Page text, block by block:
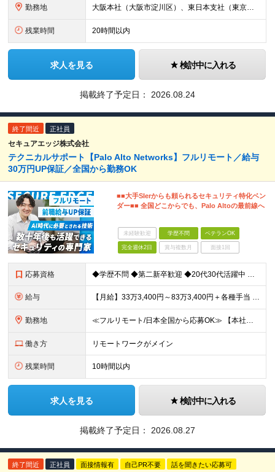
勤務地 大阪本社（大阪市淀川区）、東日本支社（東京都港区）、中部支社（名古屋市中村区）または当社プロジェクト先 ※UIターン歓迎 ※希望勤務地考慮 (変更の範囲)当社関連勤務地
残業時間 20時間以内
求人を見る 検討中に入れる
掲載終了予定日： 2026.08.24
終了間近 正社員
セキュアエッジ株式会社
テクニカルサポート【Palo Alto Networks】フルリモート／給与
30万円UP保証／全国から勤務OK
■■大手SIerからも頼られるセキュリティ特化ベン
ダー■■ 全国どこからでも、Palo Altoの最前線へ
未経験歓迎 学歴不問 ベテランOK
完全週休2日 賞与複数月 面接1回
応募資格 ◆学歴不問 ◆第二新卒歓迎 ◆20代30代活躍中 【必須要件】 ・CCNA等のネットワーク基礎知識をお持ちの方 ・IT機器や構築の基礎知識がある方 ＜求める人物像＞ ◇技術寄りの仕事を究めたい方
給与 【月給】33万3,400円～83万3,400円＋各種手当 ※経験・年齢を考慮の上、決定します。 ※月給額には20時間相当（39,600円～98,400円）のみなし残業手当を含みます。 ※超過分は別途
勤務地 ≪フルリモート/日本全国から応募OK≫ 【本社】 東京都新宿区下宮比町2-26 KDX飯田橋ビル3F ※業務拡大につき、移転したばかりの新オフィス ※転勤なし。引越費用の補助あり ※週1回程度の出社
働き方 リモートワークがメイン
残業時間 10時間以内
求人を見る 検討中に入れる
掲載終了予定日： 2026.08.27
終了間近 正社員 面接情報有 自己PR不要 話を聞きたい応募可